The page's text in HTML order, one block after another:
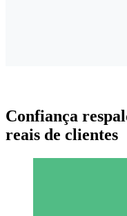
Confiança
reais de clientes